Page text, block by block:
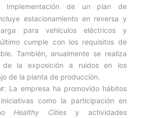
Implementación de un plan de
estacionamiento en reversa y
para vehículos eléctricos y
cumple con los requisitos de
También, anualmente se realiza
de la exposición a ruidos en los
de la planta de producción.
La empresa ha promovido hábitos
como la participación en
Healthy Citiesy actividades